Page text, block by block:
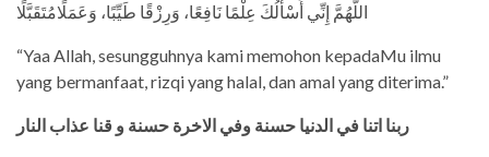
اللَّهُمَّ إِنِّي أَسْأَلُكَ عِلْمًا نَافِعًا، وَرِزْقًا طَيِّبًا، وَعَمَلًامُتَقَبَّلًا
“Yaa Allah, sesungguhnya kami memohon kepadaMu ilmu
yang bermanfaat, rizqi yang halal, dan amal yang diterima.”
ربنا اتنا في الدنيا حسنة وفي الاخرة حسنة و قنا عذاب النار